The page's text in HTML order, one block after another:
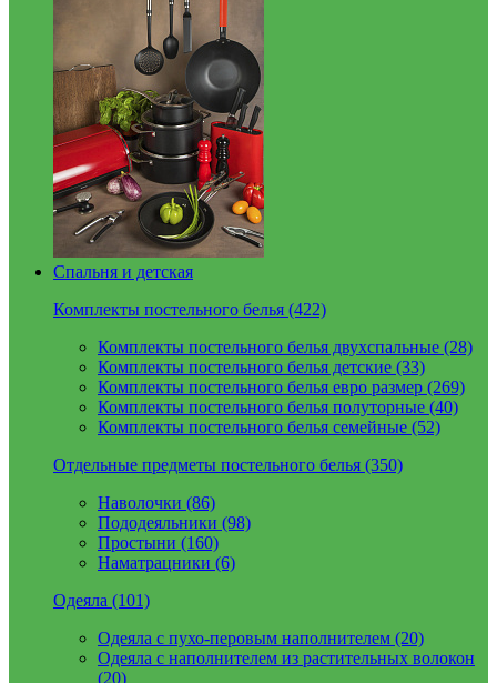
Спальня и детская
Комплекты постельного белья (422)
Комплекты постельного белья двухспальные (28)
Комплекты постельного белья детские (33)
Комплекты постельного белья евро размер (269)
Комплекты постельного белья полуторные (40)
Комплекты постельного белья семейные (52)
Отдельные предметы постельного белья (350)
Наволочки (86)
Пододеяльники (98)
Простыни (160)
Наматрацники (6)
Одеяла (101)
Одеяла с пухо-перовым наполнителем (20)
Одеяла с наполнителем из растительных волокон
(20)